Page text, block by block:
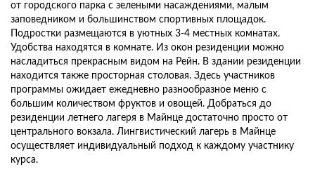
от городского парка с зелеными насаждениями, малым
заповедником и большинством спортивных площадок.
Подростки размещаются в уютных 3-4 местных комнатах.
Удобства находятся в комнате. Из окон резиденции можно
насладиться прекрасным видом на Рейн. В здании резиденции
находится также просторная столовая. Здесь участников
программы ожидает ежедневно разнообразное меню с
большим количеством фруктов и овощей. Добраться до
резиденции летнего лагеря в Майнце достаточно просто от
центрального вокзала. Лингвистический лагерь в Майнце
осуществляет индивидуальный подход к каждому участнику
курса.